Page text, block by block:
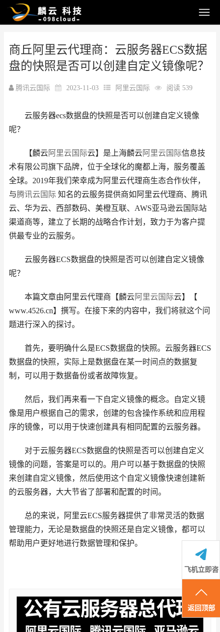
商丘阿里云代理商：云服务器ECS数据
盘的快照是否可以创建自定义镜像呢？
腾讯云国际 2023-11-03 阿里云国际 阅读 539
云服务器ecs数据盘的快照是否可以创建自定义镜像
呢？
【麟云 阿里云国际云】是上海麟云 阿里云国际信息技
术有限公司旗下品牌，位于全球化的魔都上海，服务覆盖
全球。2019年我们荣幸成为阿里云代理商生态合作伙伴，
与腾讯云国际 知名的云服务提供商如阿里云代理商、腾讯
云、华为云、西部数码、美橙互联、AWS亚马逊云国际站
渠道商等，建立了长期的战略合作计划，致力于为客户提
供最专业的云服务。
云服务器ECS数据盘的快照是否可以创建自定义镜像
呢？
本篇文章由阿里云代理商【麟云 阿里云国际云】【
www.4526.cn】撰写。在接下来的内容中，我们将就这个问
题进行深入的探讨。
首先，要明确什么是ECS数据盘的快照。云服务器ECS
数据盘的快照，实际上是数据盘在某一时间点的数据复
制，可以用于数据备份或者故障恢复。
然后，我们再来看一下自定义镜像的概念。自定义镜
像是用户根据自己的需求，创建的包含操作系统和应用程
序的镜像，可以用于快速创建具有相同配置的云服务器。
对于云服务器ECS数据盘的快照是否可以创建自定义
镜像的问题，答案是可以的。用户可以基于数据盘的快照
来创建自定义镜像，然后使用这个自定义镜像快速创建新
的云服务器，大大节省了部署和配置的时间。
总的来说，阿里云ECS服务器提供了非常灵活的数据
管理能力，无论是数据盘的快照还是自定义镜像，都可以
帮助用户更好地进行数据管理和保护。
飞机立即咨
询
返回顶部